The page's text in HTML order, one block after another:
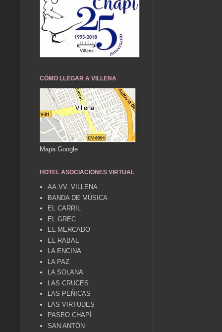
CÓMO LLEGAR A VILLENA
Mapa Google
HOTEL ASOCIACIONES VIRTUAL
AA.VV. VILLENA
BANDA DE MÚSICA
EL CARRIL
EL GREC
EL MERCADO
EL RABAL
LA ENCINA
LA PAZ
LA SOLANA
LAS CRUCES
LAS PEÑICAS
LAS VIRTUDES
PASEO CHAPÍ
SAN ANTÓN